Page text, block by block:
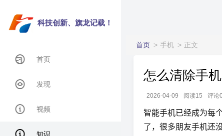
科技创新、旗龙记载！
首页
发现
视频
知识
首页 手机 正文
怎么清除手
2026-04-09 阅读15 评论
智能手机已经成为每
了，很多朋友手机还